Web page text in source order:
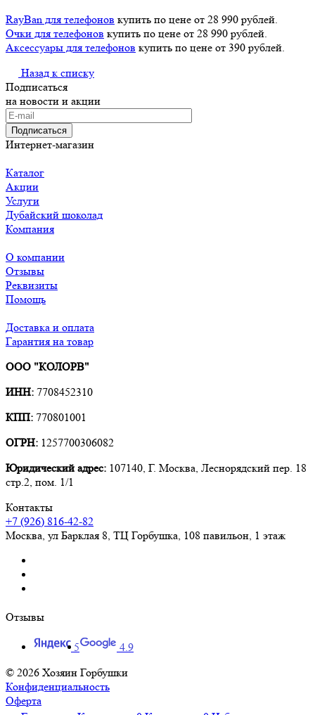
RayBan для телефонов купить по цене от 28 990 рублей.
Очки для телефонов купить по цене от 28 990 рублей.
Аксессуары для телефонов купить по цене от 390 рублей.
Назад к списку
Подписаться
на новости и акции
Подписаться
Интернет-магазин
Каталог
Акции
Услуги
Дубайский шоколад
Компания
О компании
Отзывы
Реквизиты
Помощь
Доставка и оплата
Гарантия на товар
ООО "КОЛОРВ"
ИНН: 7708452310
КПП: 770801001
ОГРН: 1257700306082
Юридический адрес: 107140, Г. Москва, Леснорядский пер. 18
стр.2, пом. 1/1
Контакты
+7 (926) 816-42-82
Москва, ул Барклая 8, ТЦ Горбушка, 108 павильон, 1 этаж
Отзывы
5
4.9
© 2026 Хозяин Горбушки
Конфиденциальность
Оферта